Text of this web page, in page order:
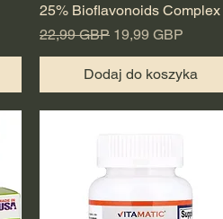
25% Bioflavonoids Complex
Regularna cena
22,99 GBP Cena rabatowa
19,99 GBP
Dodaj do koszyka